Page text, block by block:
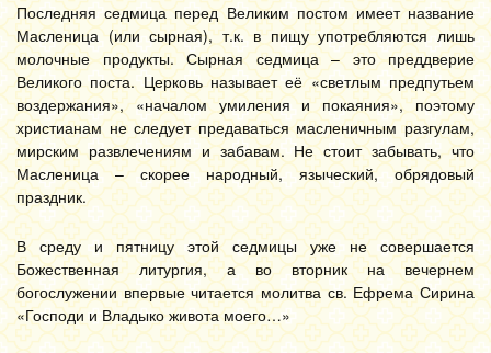
Последняя седмица перед Великим постом имеет название
Масленица (или сырная), т.к. в пищу употребляются лишь
молочные продукты. Сырная седмица – это преддверие
Великого поста. Церковь называет её «светлым предпутьем
воздержания», «началом умиления и покаяния», поэтому
христианам не следует предаваться масленичным разгулам,
мирским развлечениям и забавам. Не стоит забывать, что
Масленица – скорее народный, языческий, обрядовый
праздник.
В среду и пятницу этой седмицы уже не совершается
Божественная литургия, а во вторник на вечернем
богослужении впервые читается молитва св. Ефрема Сирина
«Господи и Владыко живота моего…»